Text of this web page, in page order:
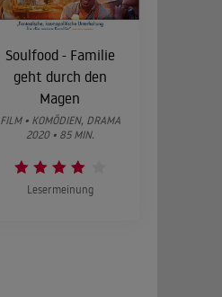
Soulfood - Familie
geht durch den
Magen
FILM • KOMÖDIEN, DRAMA
2020 • 85 MIN.
Lesermeinung